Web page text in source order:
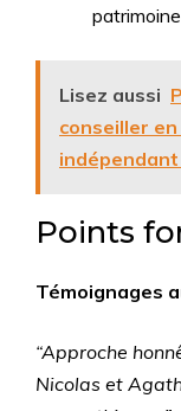
Lisez aussi
conseiller
Points
Témoignages
“Approche
Nicolas et